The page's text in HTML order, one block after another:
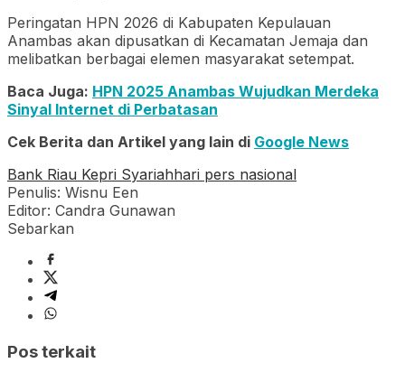
Peringatan HPN 2026 di Kabupaten Kepulauan
Anambas akan dipusatkan di Kecamatan Jemaja dan
melibatkan berbagai elemen masyarakat setempat.
Baca Juga: HPN 2025 Anambas Wujudkan Merdeka
Sinyal Internet di Perbatasan
Cek Berita dan Artikel yang lain di Google News
Bank Riau Kepri Syariahhari pers nasional
Penulis: Wisnu Een
Editor: Candra Gunawan
Sebarkan
Pos terkait